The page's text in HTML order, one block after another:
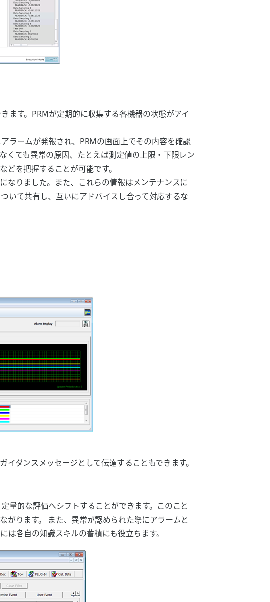
ます。PRMが定期的に収集する各機器の状態がアイ
ラームが発報され、PRMの画面上でその内容を確認
くても異常の原因、たとえば測定値の上限・下限レン
を把握することが可能です。
なりました。また、これらの情報はメンテナンスに
いて共有し、互いにアドバイスし合って対応するな
ダンスメッセージとして伝達することもできます。
量的な評価へシフトすることができます。このこと
がります。 また、異常が認められた際にアラームと
各自の知識スキルの蓄積にも役立ちます。